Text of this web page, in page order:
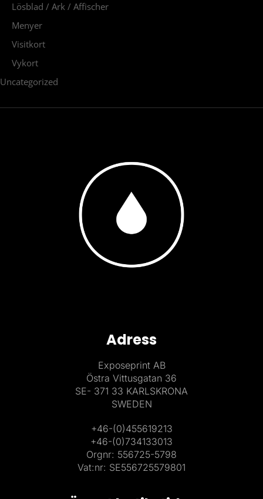
Lösblad / Ark / Affischer
Menyer
Visitkort
Vykort
Uncategorized
Adress
Exposeprint AB
Östra Vittusgatan 36
SE- 371 33 KARLSKRONA
SWEDEN
+46-(0)455619213
+46-(0)734133013
Orgnr: 556725-5798
Vat:nr: SE556725579801